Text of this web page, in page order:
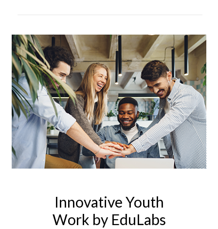
Innovative Youth
Work by EduLabs